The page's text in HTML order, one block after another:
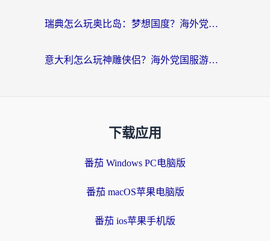
瑞典怎么玩奥比岛：梦想国度？海外党亲测有效的国服游戏加速全攻略
意大利怎么玩神雕侠侣？海外党国服游戏加速终极指南（附欧洲玩王者王国保卫战4不卡技巧）
下载应用
番茄 Windows PC电脑版
番茄 macOS苹果电脑版
番茄 ios苹果手机版